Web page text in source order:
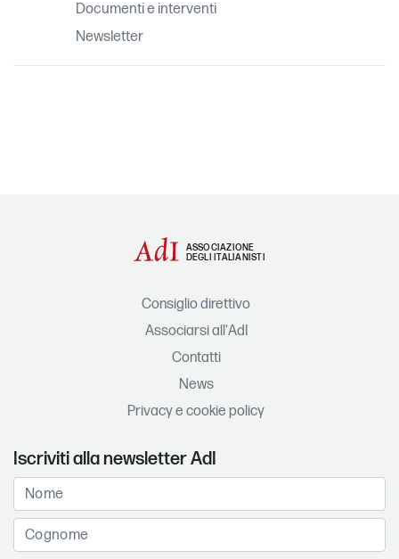
Documenti e interventi
Newsletter
ASSOCIAZIONE
DEGLI ITALIANISTI
Consiglio direttivo
Associarsi all'AdI
Contatti
News
Privacy e cookie policy
Iscriviti alla newsletter AdI